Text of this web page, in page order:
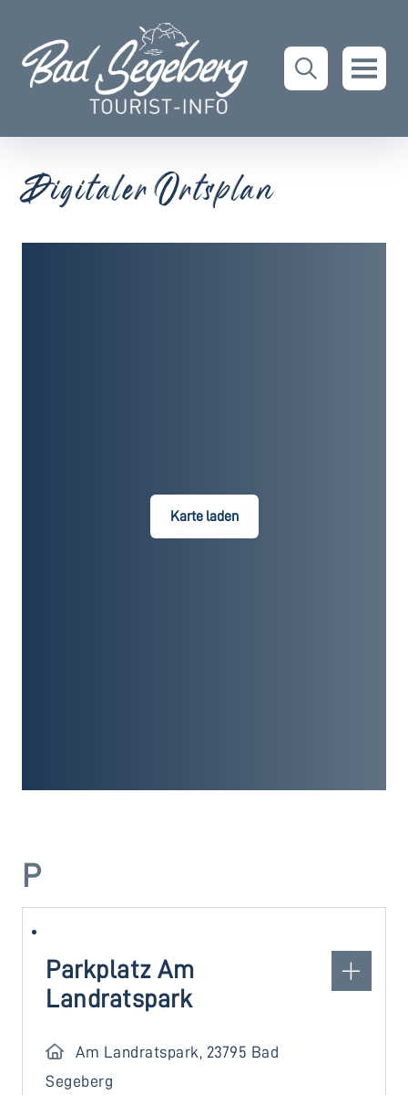
Digitaler Ortsplan
Karte laden
P
Parkplatz Am
Landratspark
Am Landratspark, 23795 Bad
Segeberg